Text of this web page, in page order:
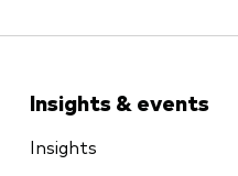
Insights & events
Insights